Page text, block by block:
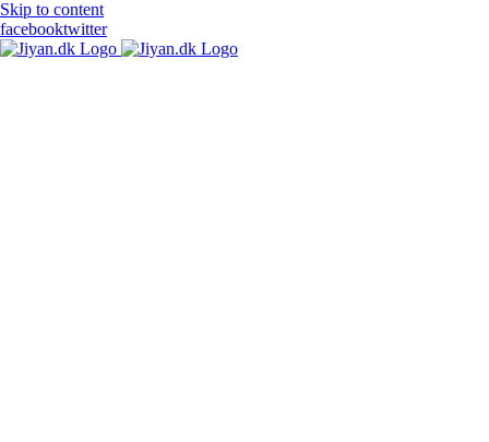
Skip to content
facebooktwitter